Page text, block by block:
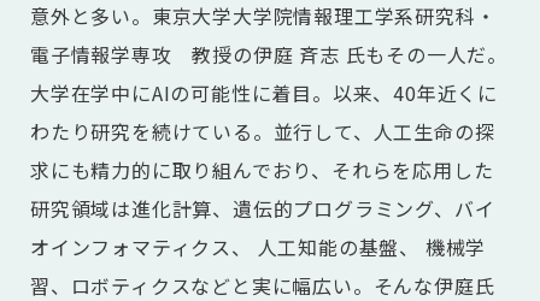
意外と多い。東京大学大学院情報理工学系研究科・
電子情報学専攻 教授の伊庭 斉志 氏もその一人だ。
大学在学中にAIの可能性に着目。以来、40年近くに
わたり研究を続けている。並行して、人工生命の探
求にも精力的に取り組んでおり、それらを応用した
研究領域は進化計算、遺伝的プログラミング、バイ
オインフォマティクス、 人工知能の基盤、 機械学
習、ロボティクスなどと実に幅広い。そんな伊庭氏